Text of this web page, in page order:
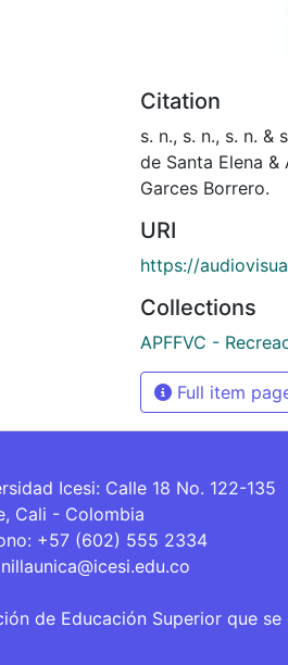
Citation
s. n., s. n., s. n. &
de Santa Elena
Garces Borrero.
URI
https://
Collections
APFFVC -
Full item
Icesi: Calle 18 No. 122-135
Cali - Colombia
+57 (602) 555 2334
de Educación Superior que